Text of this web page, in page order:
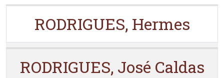
RODRIGUES, Hermes
RODRIGUES, José Caldas